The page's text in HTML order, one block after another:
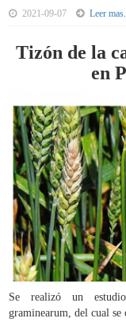
2021-09-07 Leer
Tizón de la
en
Se realizó un
graminearum, del cual